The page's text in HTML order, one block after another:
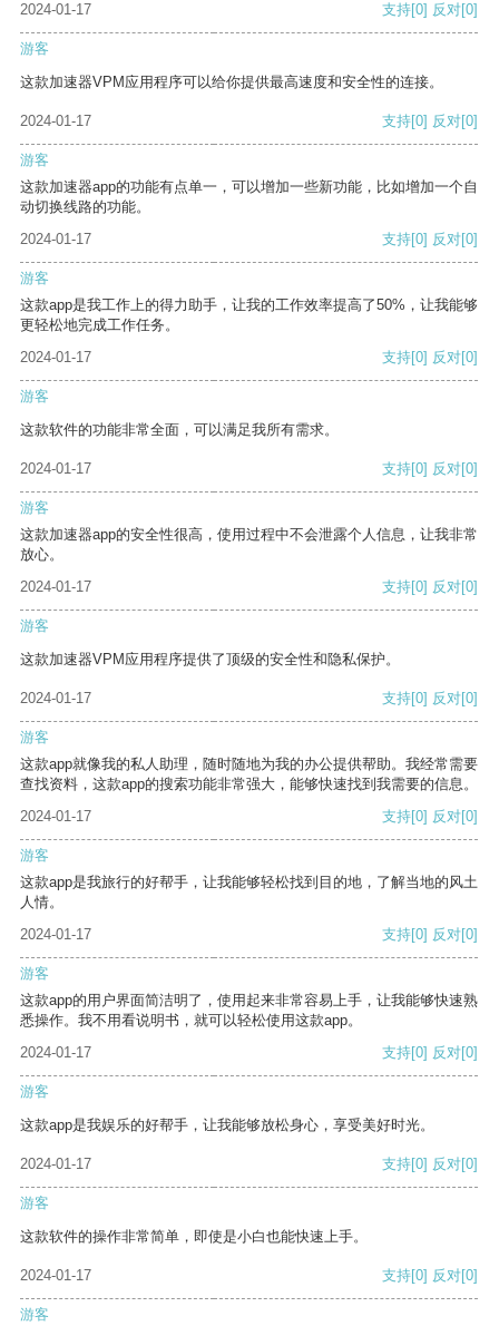
2024-01-17 支持[0] 反对[0]
游客
这款加速器VPM应用程序可以给你提供最高速度和安全性的连接。
2024-01-17 支持[0] 反对[0]
游客
这款加速器app的功能有点单一，可以增加一些新功能，比如增加一个自
动切换线路的功能。
2024-01-17
支持[0] 反对[0]
游客
这款app是我工作上的得力助手，让我的工作效率提高了50%，让我能够
更轻松地完成工作任务。
2024-01-17
支持[0] 反对[0]
游客
这款软件的功能非常全面，可以满足我所有需求。
2024-01-17 支持[0] 反对[0]
游客
这款加速器app的安全性很高，使用过程中不会泄露个人信息，让我非常
放心。
2024-01-17
支持[0] 反对[0]
游客
这款加速器VPM应用程序提供了顶级的安全性和隐私保护。
2024-01-17 支持[0] 反对[0]
游客
这款app就像我的私人助理，随时随地为我的办公提供帮助。我经常需要
查找资料，这款app的搜索功能非常强大，能够快速找到我需要的信息。
2024-01-17
支持[0] 反对[0]
游客
这款app是我旅行的好帮手，让我能够轻松找到目的地，了解当地的风土
人情。
2024-01-17
支持[0] 反对[0]
游客
这款app的用户界面简洁明了，使用起来非常容易上手，让我能够快速熟
悉操作。我不用看说明书，就可以轻松使用这款app。
2024-01-17
支持[0] 反对[0]
游客
这款app是我娱乐的好帮手，让我能够放松身心，享受美好时光。
2024-01-17 支持[0] 反对[0]
游客
这款软件的操作非常简单，即使是小白也能快速上手。
2024-01-17 支持[0] 反对[0]
游客